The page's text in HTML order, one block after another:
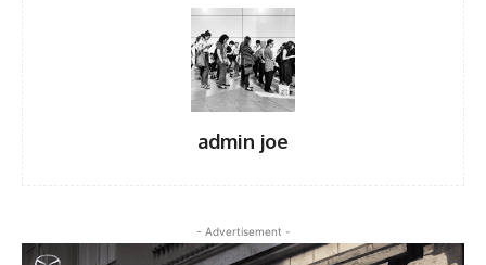
admin joe
- Advertisement -